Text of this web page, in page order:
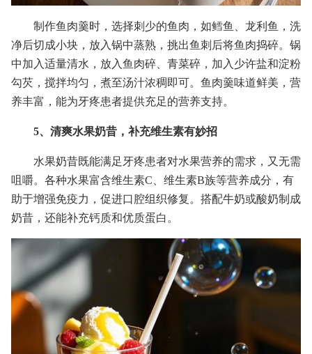
制作鱼肉羹时，选择刺少的鱼肉，如鳕鱼、龙利鱼，洗
净后切成小块，放入锅中蒸熟，挑出鱼刺后将鱼肉捣碎。锅
中加入适量清水，放入鱼肉碎、青菜碎，加入少许盐和淀粉
勾芡，搅拌均匀，煮至汤汁浓稠即可。鱼肉羹味道鲜美，营
养丰富，能为牙疼患者提供充足的营养支持。
5、清爽水果奶昔，补充维生素有妙招
水果奶昔既能满足牙疼患者对水果营养的需求，又无需
咀嚼。各种水果富含维生素C、维生素B族等营养成分，有
助于增强免疫力，促进口腔组织修复。搭配牛奶或酸奶制成
奶昔，还能补充钙质和优质蛋白。